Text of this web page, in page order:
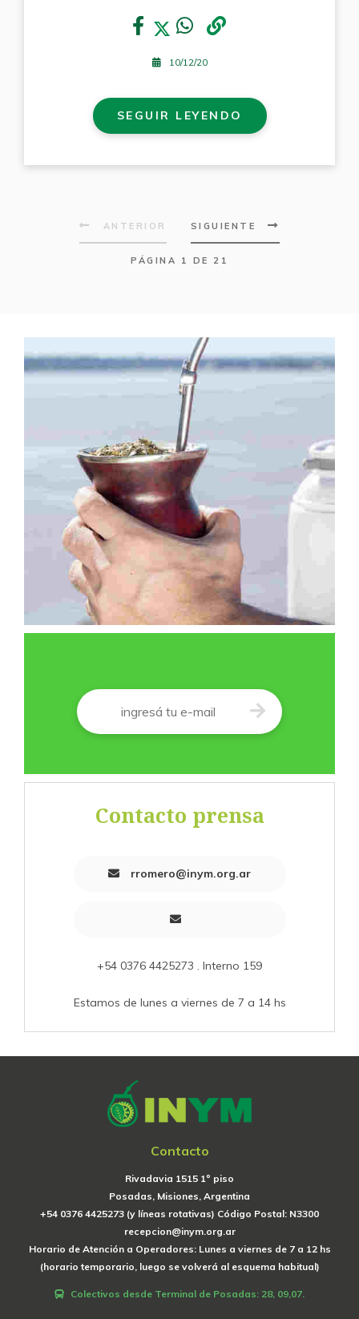
10/12/20
SEGUIR LEYENDO
PÁGINA 1 DE 21
ANTERIOR SIGUIENTE
Correo
Contacto prensa
rromero@inym.org.ar
+54 0376 4425273 . Interno 159
Estamos de lunes a viernes de 7 a 14 hs
Contacto
Rivadavia 1515 1º piso
Posadas, Misiones, Argentina
+54 0376 4425273 (y líneas rotativas) Código Postal: N3300
recepcion@inym.org.ar
Horario de Atención a Operadores: Lunes a viernes de 7 a 12 hs
(horario temporario, luego se volverá al esquema habitual)
Colectivos desde Terminal de Posadas: 28, 09,07.